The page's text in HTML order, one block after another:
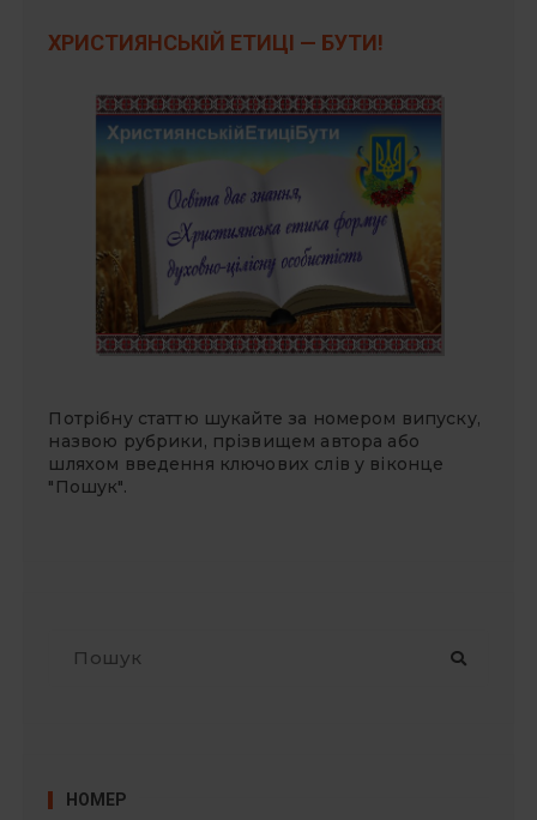
ХРИСТИЯНСЬКІЙ ЕТИЦІ — БУТИ!
Потрібну статтю шукайте за номером випуску,
назвою рубрики, прізвищем автора або
шляхом введення ключових слів у віконце
"Пошук".
НОМЕР